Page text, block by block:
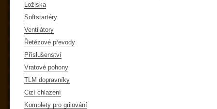
Ložiska
Softstartéry
Ventilátory
Řetězové převody
Příslušenství
Vratové pohony
TLM dopravníky
Cizí chlazení
Komplety pro grilování